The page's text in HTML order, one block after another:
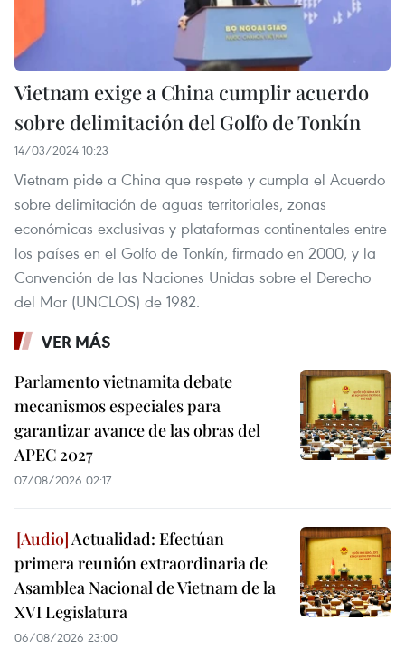
Vietnam exige a China cumplir acuerdo
sobre delimitación del Golfo de Tonkín
14/03/2024 10:23
Vietnam pide a China que respete y cumpla el Acuerdo
sobre delimitación de aguas territoriales, zonas
económicas exclusivas y plataformas continentales entre
los países en el Golfo de Tonkín, firmado en 2000, y la
Convención de las Naciones Unidas sobre el Derecho
del Mar (UNCLOS) de 1982.
VER MÁS
Parlamento vietnamita debate
mecanismos especiales para
garantizar avance de las obras del
APEC 2027
07/08/2026 02:17
Actualidad: Efectúan
primera reunión extraordinaria de
Asamblea Nacional de Vietnam de la
XVI Legislatura
06/08/2026 23:00